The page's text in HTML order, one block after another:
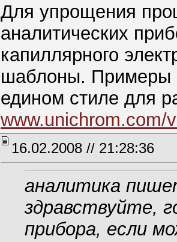
Для упрощения
аналитических
капиллярного
шаблоны. Примеры
едином стиле для
www.unichrom.com/
16.02.2008 // 21:28:36
аналитика
здравствуйте,
прибора, если